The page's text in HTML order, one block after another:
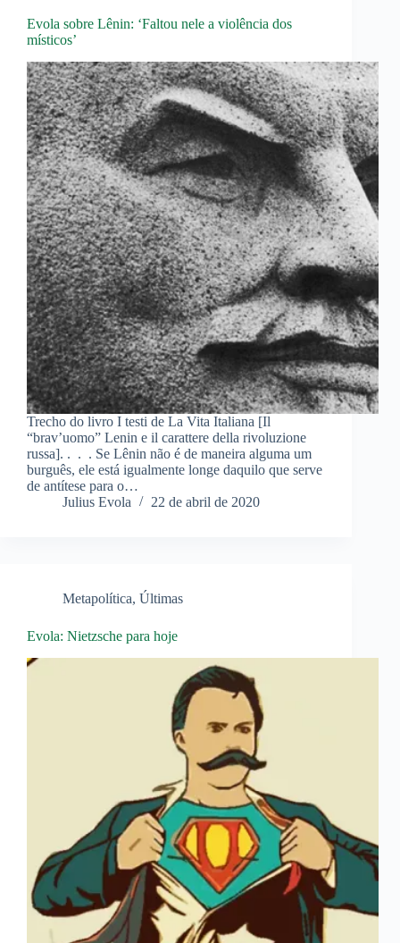
Evola sobre Lênin: ‘Faltou nele a violência dos
místicos’
Trecho do livro I testi de La Vita Italiana [Il
“brav’uomo” Lenin e il carattere della rivoluzione
russa]. . . . Se Lênin não é de maneira alguma um
burguês, ele está igualmente longe daquilo que serve
de antítese para o…
Julius Evola
22 de abril de 2020
Metapolítica, Últimas
Evola: Nietzsche para hoje